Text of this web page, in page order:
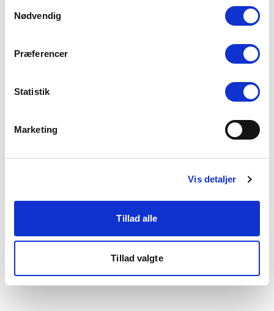
Du kan læse mere om vores brug af cookies under
"Detaljer" eller ved at klikke videre til vores Cookiepolitik,
Nødvendig
Præferencer
Statistik
Marketing
Vis detaljer
Tillad alle
Tillad valgte